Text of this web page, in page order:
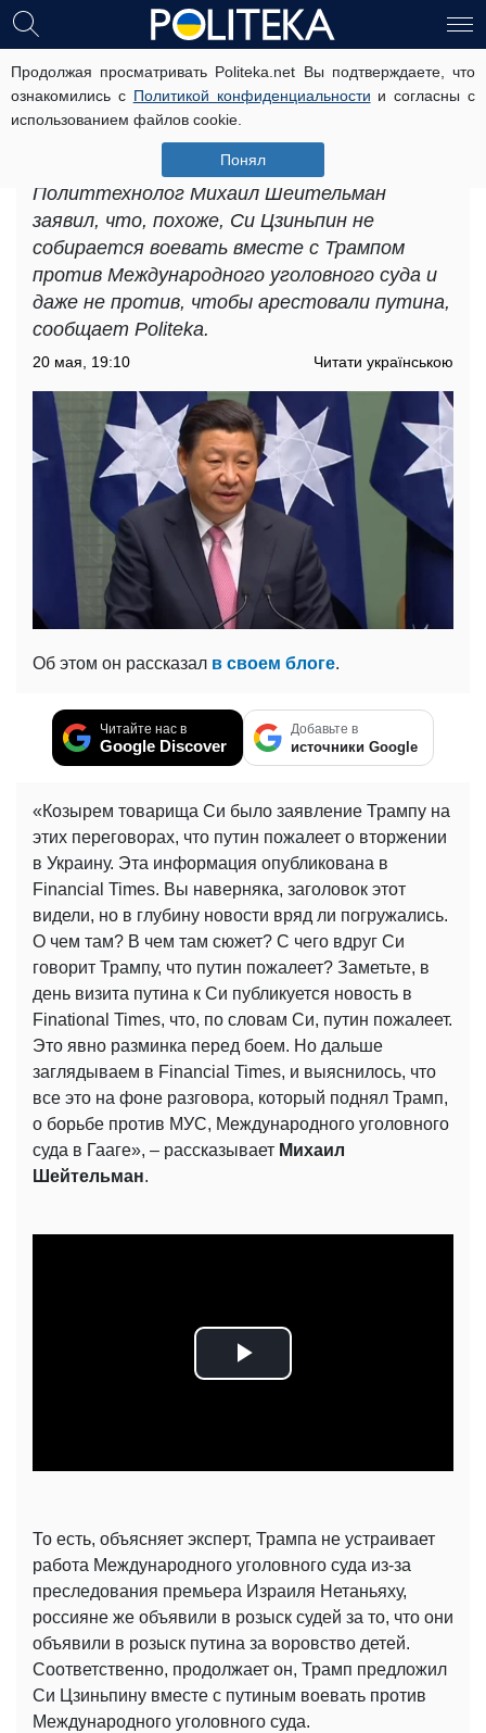
Продолжая просматривать Politeka.net Вы подтверждаете, что
ознакомились с Политикой конфиденциальности и согласны с
использованием файлов cookie.
Понял
«путин пожалеет о том, что ввел
войска в Украину»: эксперт
объяснил, что значат слова Си
Политтехнолог Михаил Шейтельман
заявил, что, похоже, Си Цзиньпин не
собирается воевать вместе с Трампом
против Международного уголовного суда и
даже не против, чтобы арестовали путина,
сообщает Politeka.
20 мая, 19:10 Читати українською
Об этом он рассказал в своем блоге.
Читайте нас в
Google Discover
Добавьте в
источники Google
«Козырем товарища Си было заявление Трампу на
этих переговорах, что путин пожалеет о вторжении
в Украину. Эта информация опубликована в
Financial Times. Вы наверняка, заголовок этот
видели, но в глубину новости вряд ли погружались.
О чем там? В чем там сюжет? С чего вдруг Си
говорит Трампу, что путин пожалеет? Заметьте, в
день визита путина к Си публикуется новость в
Finational Times, что, по словам Си, путин пожалеет.
Это явно разминка перед боем. Но дальше
заглядываем в Financial Times, и выяснилось, что
все это на фоне разговора, который поднял Трамп,
о борьбе против МУС, Международного уголовного
суда в Гааге», – рассказывает Михаил
Шейтельман.
Play
То есть, объясняет эксперт, Трампа не устраивает
работа Международного уголовного суда из-за
преследования премьера Израиля Нетаньяху,
россияне же объявили в розыск судей за то, что они
объявили в розыск путина за воровство детей.
Соответственно, продолжает он, Трамп предложил
Си Цзиньпину вместе с путиным воевать против
Международного уголовного суда.